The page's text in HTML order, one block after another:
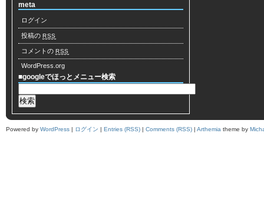
meta
ログイン
投稿の RSS
コメントの RSS
WordPress.org
■googleでほっとメニュー検索
Powered by WordPress | ログイン | Entries (RSS) | Comments (RSS) | Arthemia theme by